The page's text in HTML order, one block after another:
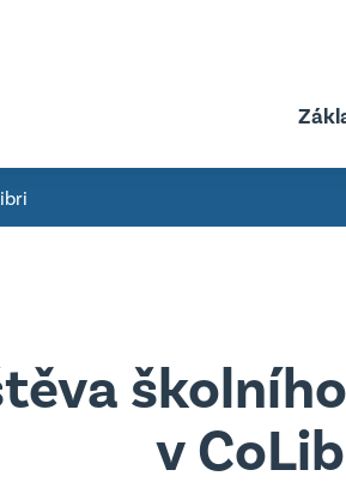
Důležité dokumenty
Školská rada
dokumenty
v